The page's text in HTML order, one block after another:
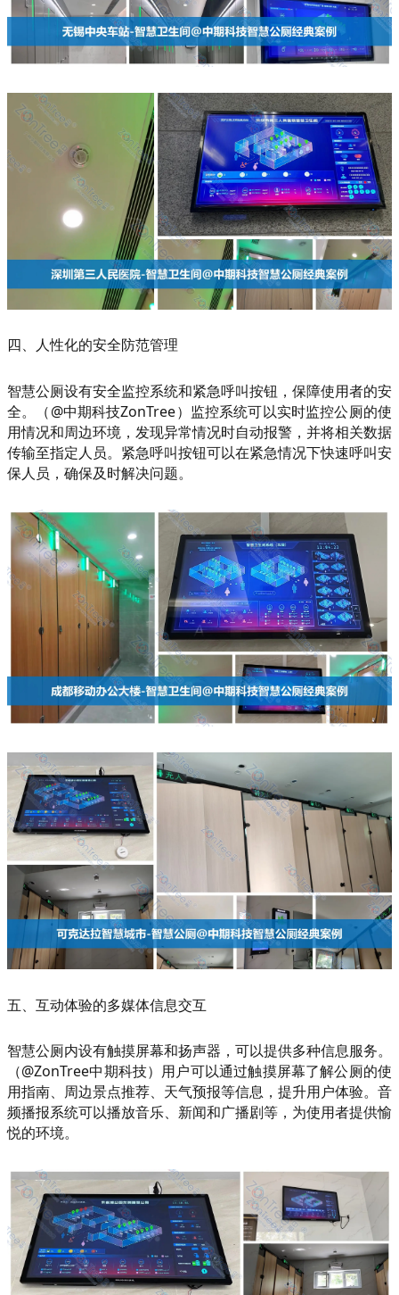
四、人性化的安全防范管理
智慧公厕设有安全监控系统和紧急呼叫按钮，保障使用者的安
全。（@中期科技ZonTree）监控系统可以实时监控公厕的使
用情况和周边环境，发现异常情况时自动报警，并将相关数据
传输至指定人员。紧急呼叫按钮可以在紧急情况下快速呼叫安
保人员，确保及时解决问题。
五、互动体验的多媒体信息交互
智慧公厕内设有触摸屏幕和扬声器，可以提供多种信息服务。
（@ZonTree中期科技）用户可以通过触摸屏幕了解公厕的使
用指南、周边景点推荐、天气预报等信息，提升用户体验。音
频播报系统可以播放音乐、新闻和广播剧等，为使用者提供愉
悦的环境。